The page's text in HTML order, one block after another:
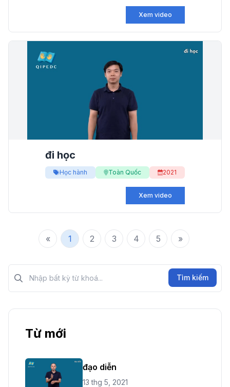
Xem video
đi học
Học hành Toàn Quốc 2021
Xem video
« 1 2 3 4 5 »
Tìm kiếm?>
Tìm kiếm
Từ mới
đạo diễn
13 thg 5, 2021